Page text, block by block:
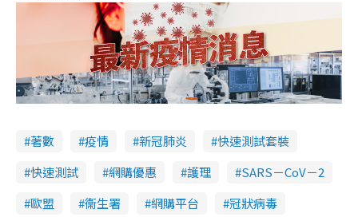
著數 疫情 新冠肺炎
快速測試套裝
快速測試
網購優惠 護理
SARS－CoV－2
歐盟
衞生署 網購平台 冠狀病毒